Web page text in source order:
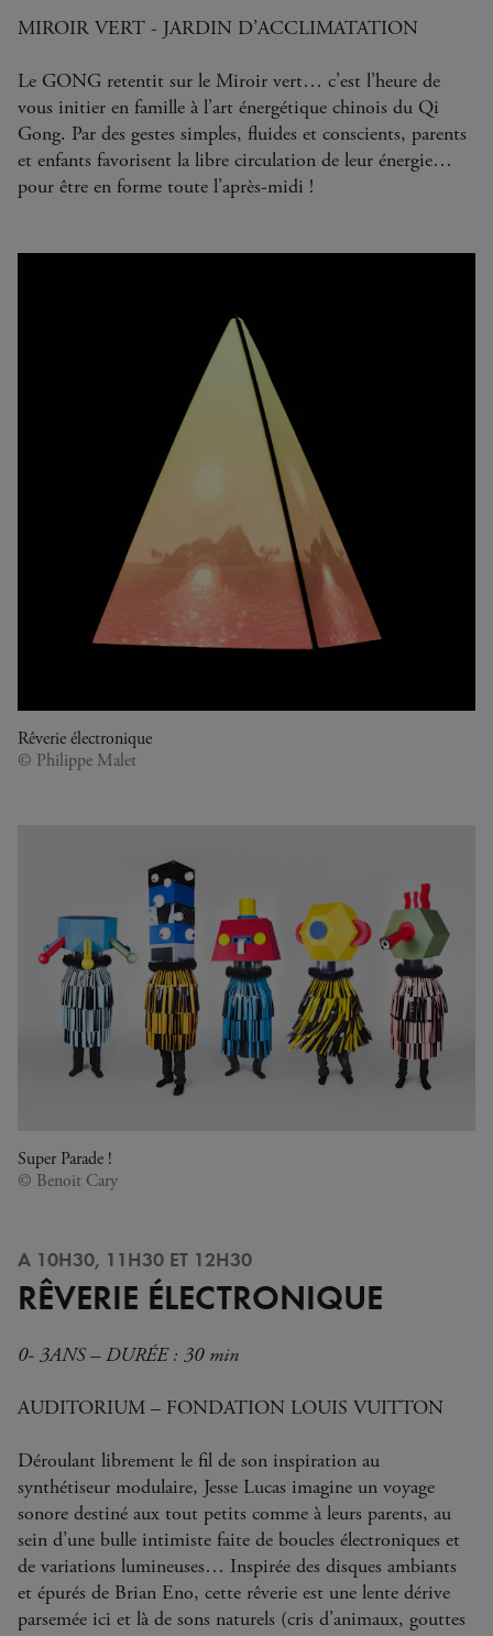
MIROIR VERT - JARDIN D’ACCLIMATATION
Le GONG retentit sur le Miroir vert… c’est l’heure de
vous initier en famille à l’art énergétique chinois du Qi
Gong. Par des gestes simples, fluides et conscients, parents
et enfants favorisent la libre circulation de leur énergie…
pour être en forme toute l’après-midi !
Rêverie électronique
© Philippe Malet
Super Parade !
© Benoit Cary
A 10H30, 11H30 ET 12H30
RÊVERIE ÉLECTRONIQUE
0- 3ANS – DURÉE : 30 min
AUDITORIUM – FONDATION LOUIS VUITTON
Déroulant librement le fil de son inspiration au
synthétiseur modulaire, Jesse Lucas imagine un voyage
sonore destiné aux tout petits comme à leurs parents, au
sein d’une bulle intimiste faite de boucles électroniques et
de variations lumineuses… Inspirée des disques ambiants
et épurés de Brian Eno, cette rêverie est une lente dérive
parsemée ici et là de sons naturels (cris d’animaux, gouttes